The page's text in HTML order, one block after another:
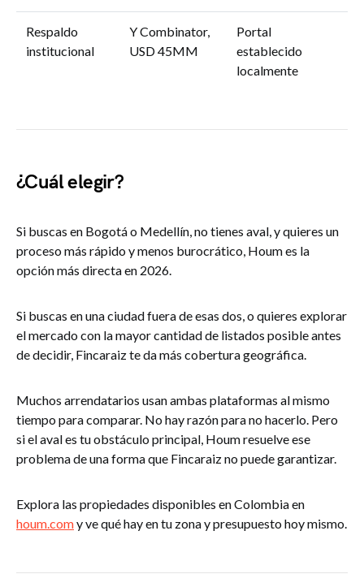
Respaldo
institucional
Y Combinator,
USD 45MM
Portal
establecido
localmente
¿Cuál elegir?
Si buscas en Bogotá o Medellín, no tienes aval, y quieres un
proceso más rápido y menos burocrático, Houm es la
opción más directa en 2026.
Si buscas en una ciudad fuera de esas dos, o quieres explorar
el mercado con la mayor cantidad de listados posible antes
de decidir, Fincaraiz te da más cobertura geográfica.
Muchos arrendatarios usan ambas plataformas al mismo
tiempo para comparar. No hay razón para no hacerlo. Pero
si el aval es tu obstáculo principal, Houm resuelve ese
problema de una forma que Fincaraiz no puede garantizar.
Explora las propiedades disponibles en Colombia en
houm.comy ve qué hay en tu zona y presupuesto hoy mismo.